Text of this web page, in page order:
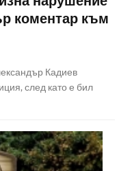
коментар към
Кадиев
след като е бил